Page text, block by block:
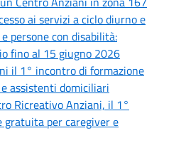
ai servizi a ciclo diurno e
persone con disabilità:
fino al 15 giugno 2026
il 1° incontro di formazione
assistenti domiciliari
Ricreativo Anziani, il 1°
per caregiver e